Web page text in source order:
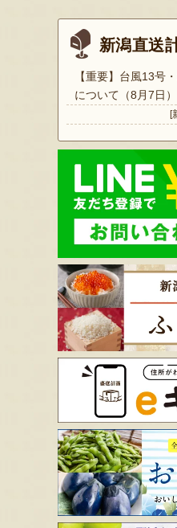
新潟直送
【重要】台風13号
について（8月7日）
[